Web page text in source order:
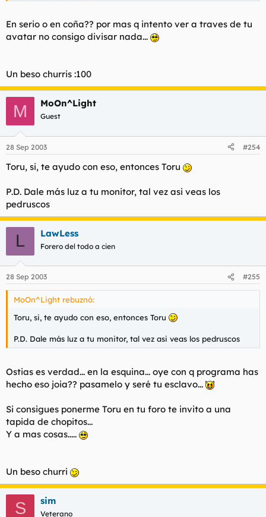
En serio o en coña?? por mas q intento ver a traves de tu
avatar no consigo divisar nada...
Un beso churris :100
M MoOn^Light
Guest
28 Sep 2003 #254
Toru, si, te ayudo con eso, entonces Toru
P.D. Dale más luz a tu monitor, tal vez asi veas los
pedruscos
L LawLess
Forero del todo a cien
28 Sep 2003 #255
MoOn^Light rebuznó:
Toru, si, te ayudo con eso, entonces Toru
P.D. Dale más luz a tu monitor, tal vez asi veas los pedruscos
Ostias es verdad... en la esquina... oye con q programa has
hecho eso joia?? pasamelo y seré tu esclavo...
Si consigues ponerme Toru en tu foro te invito a una
tapida de chopitos...
Y a mas cosas.....
Un beso churri
S sim
Veterano